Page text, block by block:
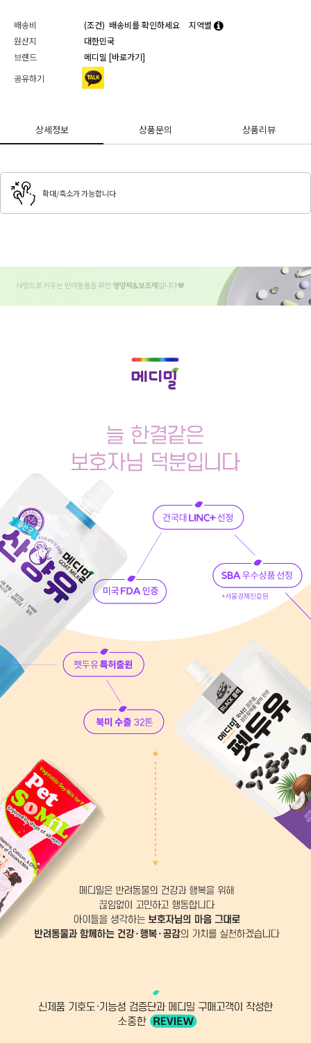
배송비 (조건) 배송비를 확인하세요
지역별
원산지
대한민국
브랜드
메디밀 [바로가기]
공유하기
상세정보 상품문의 상품리뷰
확대/축소가 가능합니다